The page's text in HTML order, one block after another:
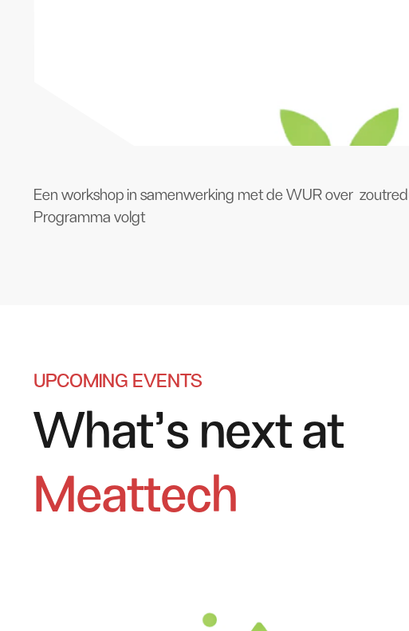
Een workshop in samenwerking met de WUR over
Programma volgt
UPCOMING EVENTS
What’s next at
Meattech